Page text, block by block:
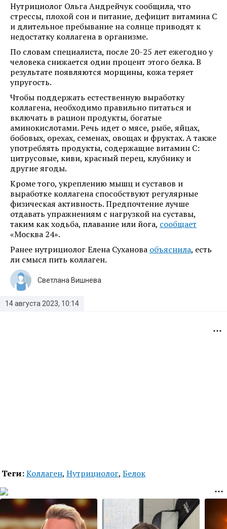
Нутрициолог Ольга Андрейчук сообщила, что
стрессы, плохой сон и питание, дефицит витамина С
и длительное пребывание на солнце приводят к
недостатку коллагена в организме.
По словам специалиста, после 20-25 лет ежегодно у
человека снижается один процент этого белка. В
результате появляются морщины, кожа теряет
упругость.
Чтобы поддержать естественную выработку
коллагена, необходимо правильно питаться и
включать в рацион продукты, богатые
аминокислотами. Речь идет о мясе, рыбе, яйцах,
бобовых, орехах, семенах, овощах и фруктах. А также
употреблять продукты, содержащие витамин С:
цитрусовые, киви, красный перец, клубнику и
другие ягоды.
Кроме того, укреплению мышц и суставов и
выработке коллагена способствуют регулярные
физическая активность. Предпочтение лучше
отдавать упражнениям с нагрузкой на суставы,
таким как ходьба, плавание или йога, сообщает
«Москва 24».
Ранее нутрициолог Елена Суханова объяснила, есть
ли смысл пить коллаген.
14 августа 2023, 10:14
Светлана Вишнева
Теги:Коллаген, Нутрициолог, Белок